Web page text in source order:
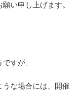
い申し上げます。
すが、
な場合には、開催